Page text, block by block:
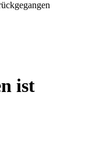
ist